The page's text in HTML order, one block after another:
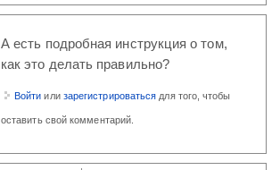
А есть подробная инструкция о том,
как это делать правильно?
Войти или зарегистрироваться для того, чтобы
оставить свой комментарий.